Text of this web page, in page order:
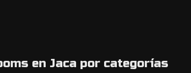
en Jaca por categorías